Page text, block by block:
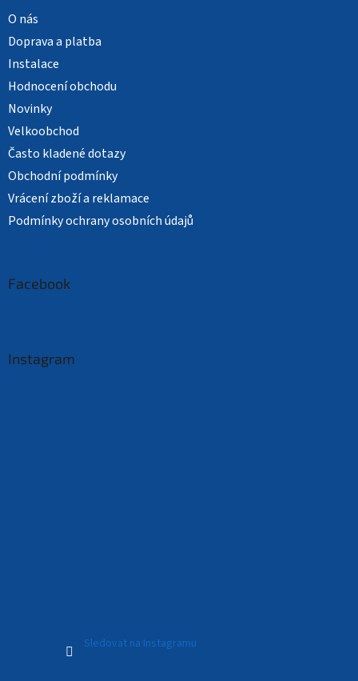
O nás
Doprava a platba
Instalace
Hodnocení obchodu
Novinky
Velkoobchod
Často kladené dotazy
Obchodní podmínky
Vrácení zboží a reklamace
Podmínky ochrany osobních údajů
Facebook
Instagram
Sledovat na Instagramu